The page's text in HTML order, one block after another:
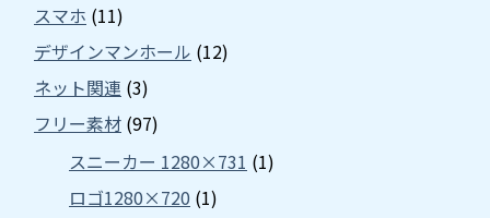
スマホ (11)
デザインマンホール (12)
ネット関連 (3)
フリー素材 (97)
スニーカー 1280×731 (1)
ロゴ1280×720 (1)